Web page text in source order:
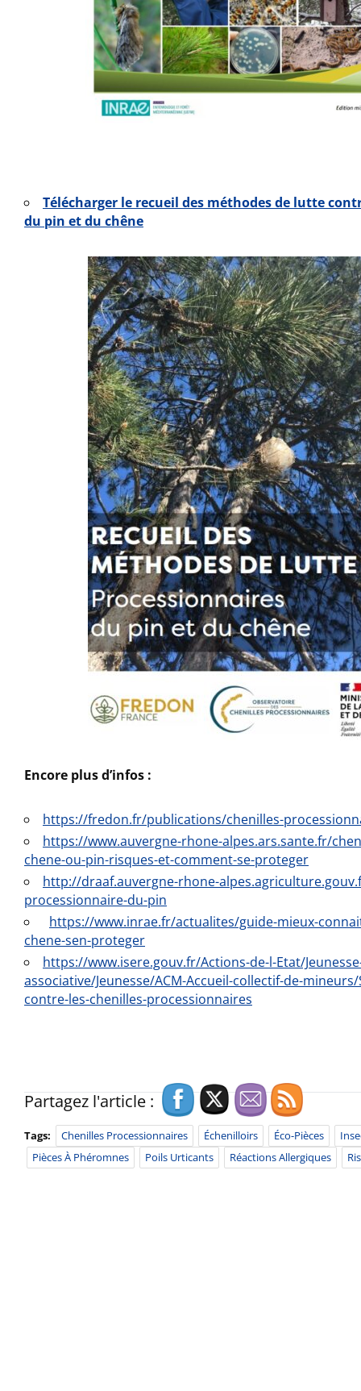
Télécharger le recueil des méthodes de lutte
du pin et du chêne
Encore plus d’infos :
https://fredon.fr/publications/chenilles-
https://www.auvergne-rhone-alpes.ars.sante.fr/
chene-ou-pin-risques-et-comment-se-proteger
http://draaf.auvergne-rhone-
processionnaire-du-pin
https://www.inrae.fr/actualites/guide-mieux-
chene-sen-proteger
https://www.isere.gouv.fr/Actions-de-l-Etat/
associative/Jeunesse/ACM-Accueil-collectif-de-
contre-les-chenilles-processionnaires
Partagez l'article :
Tags: Chenilles Processionnaires Échenilloirs Éco-Pièces
Pièces À Phéromnes
Poils Urticants Réactions Allergiques